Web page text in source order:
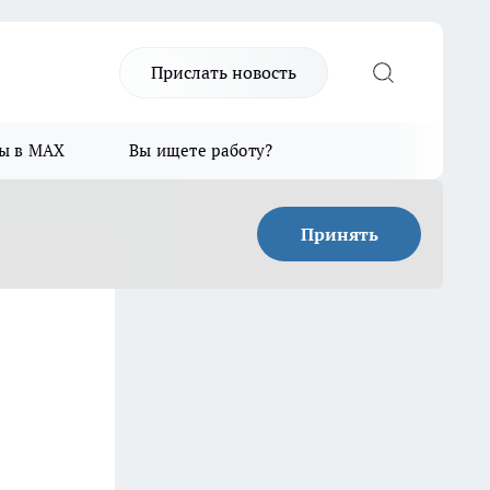
Прислать новость
в MAX Вы ищете работу?
Принять